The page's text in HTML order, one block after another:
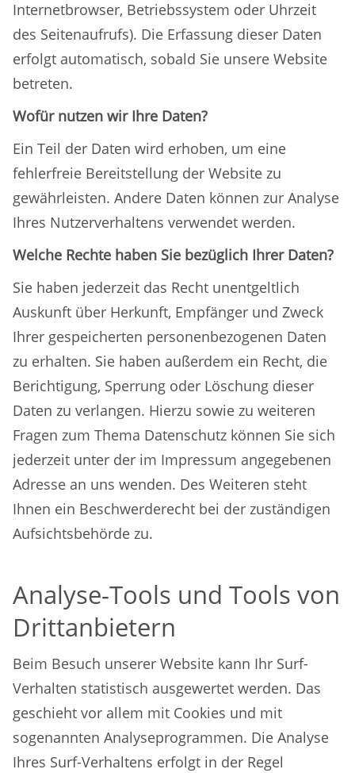
Internetbrowser, Betriebssystem oder Uhrzeit
des Seitenaufrufs). Die Erfassung dieser Daten
erfolgt automatisch, sobald Sie unsere Website
betreten.
Wofür nutzen wir Ihre Daten?
Ein Teil der Daten wird erhoben, um eine
fehlerfreie Bereitstellung der Website zu
gewährleisten. Andere Daten können zur Analyse
Ihres Nutzerverhaltens verwendet werden.
Welche Rechte haben Sie bezüglich Ihrer Daten?
Sie haben jederzeit das Recht unentgeltlich
Auskunft über Herkunft, Empfänger und Zweck
Ihrer gespeicherten personenbezogenen Daten
zu erhalten. Sie haben außerdem ein Recht, die
Berichtigung, Sperrung oder Löschung dieser
Daten zu verlangen. Hierzu sowie zu weiteren
Fragen zum Thema Datenschutz können Sie sich
jederzeit unter der im Impressum angegebenen
Adresse an uns wenden. Des Weiteren steht
Ihnen ein Beschwerderecht bei der zuständigen
Aufsichtsbehörde zu.
Analyse-Tools und Tools von
Drittanbietern
Beim Besuch unserer Website kann Ihr Surf-
Verhalten statistisch ausgewertet werden. Das
geschieht vor allem mit Cookies und mit
sogenannten Analyseprogrammen. Die Analyse
Ihres Surf-Verhaltens erfolgt in der Regel